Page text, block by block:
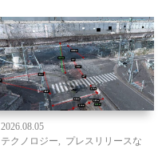
2026.08.05
テクノロジー
プレスリリースな